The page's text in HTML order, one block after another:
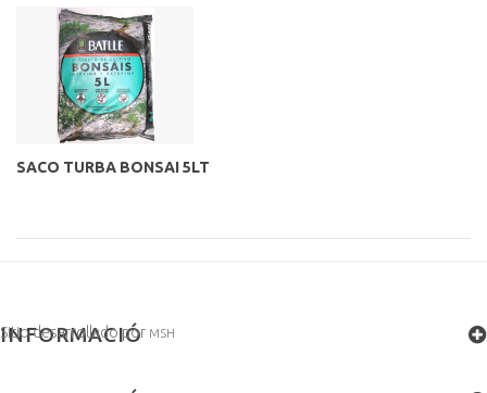
SACO TURBA BONSAI 5LT
INFORMACIÓ
Sitio desarrollado por MSH